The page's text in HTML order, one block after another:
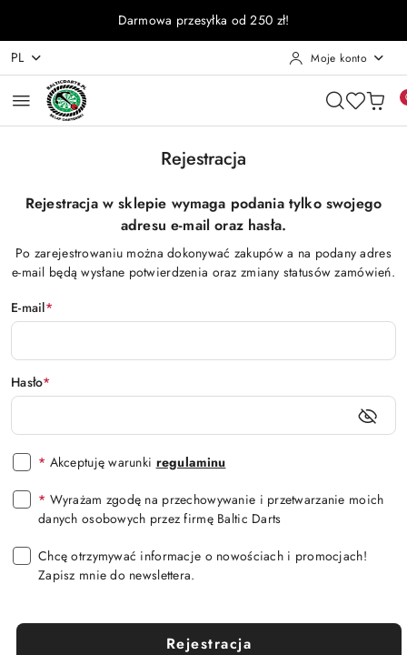
Przejdź do treści głównej
Przejdź do wyszukiwarki
Przejdź do moje konto
Przejdź do menu głównego
Przejdź do stopkiDarmowa przesyłka od 250 zł!
PL Moje konto
Rejestracja
Rejestracja w sklepie wymaga podania tylko swojego
adresu e-mail oraz hasła.
Po zarejestrowaniu można dokonywać zakupów a na podany adres
e-mail będą wysłane potwierdzenia oraz zmiany statusów zamówień.
E-mail*
Hasło*
* Akceptuję warunki regulaminu
* Wyrażam zgodę na przechowywanie i przetwarzanie moich
danych osobowych przez firmę Baltic Darts
Chcę otrzymywać informacje o nowościach i promocjach!
Zapisz mnie do newslettera.
Rejestracja